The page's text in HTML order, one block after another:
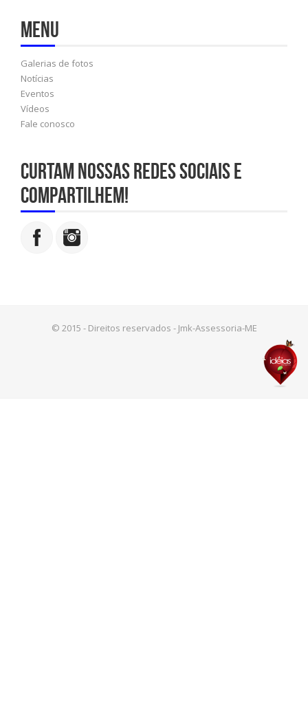
Menu
Galerias de fotos
Notícias
Eventos
Vídeos
Fale conosco
Curtam nossas redes sociais e
compartilhem!
© 2015 - Direitos reservados - Jmk-Assessoria-ME